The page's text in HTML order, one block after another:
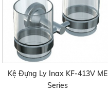
Kệ Đựng Ly Inax KF-413V ME
Series